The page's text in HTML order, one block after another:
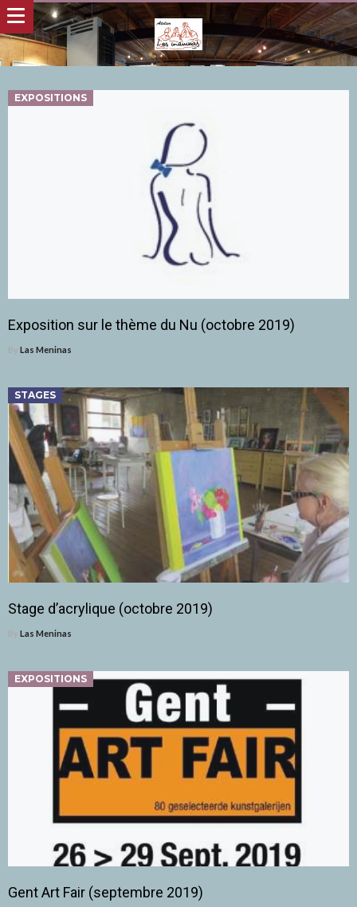
EXPOSITIONS
Exposition sur le thème du Nu (octobre 2019)
By Las Meninas
STAGES
Stage d’acrylique (octobre 2019)
By Las Meninas
EXPOSITIONS
Gent Art Fair (septembre 2019)